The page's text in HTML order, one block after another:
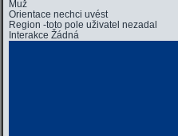
Muž
Orientace nechci uvést
Region -toto pole uživatel nezadal
Interakce Žádná